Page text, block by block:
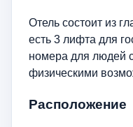
Отель состоит из
есть 3 лифта для
номера для людей
физическими
Расположение